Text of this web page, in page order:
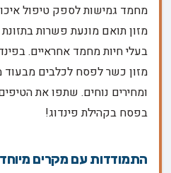
מחמד גמישות לספק טיפול
מזון תואם מונעת פשרות
בעלי חיות מחמד אחראיים.
מזון כשר לפסח לכלבים מבעוד
ומחירים נוחים. שתפו את
בפסח בקהילת פינדוג!
התמודדות עם מקרים